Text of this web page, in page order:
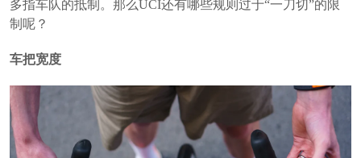
多指车队的抵制。那么UCI还有哪些规则过于“一刀切”的限
制呢？
车把宽度